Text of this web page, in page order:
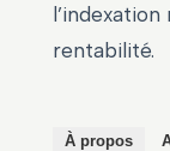
rentabilité.
À propos